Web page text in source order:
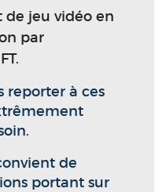
jeu vidéo en
par
reporter à ces
de
portant sur